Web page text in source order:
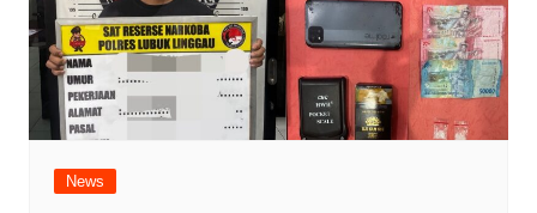
News